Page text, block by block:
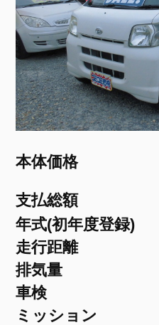
本体価格
支払総額
年式(初年度登録)
走行距離
排気量
車検
ミッション